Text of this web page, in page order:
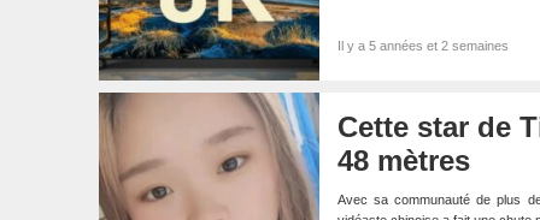
Il y a 5 années et 2 semaines
Cette star de
48 mètres
Avec sa communauté de plus